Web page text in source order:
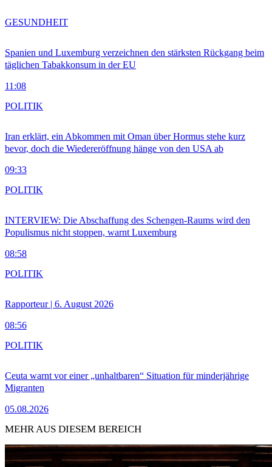
Spanien und Luxemburg verzeichnen den stärksten Rückgang beim
täglichen Tabakkonsum in der EU
11:08
GESUNDHEIT
Iran erklärt, ein Abkommen mit Oman über Hormus stehe kurz
bevor, doch die Wiedereröffnung hänge von den USA ab
09:33
POLITIK
INTERVIEW: Die Abschaffung des Schengen-Raums wird den
Populismus nicht stoppen, warnt Luxemburg
08:58
POLITIK
Rapporteur | 6. August 2026
08:56
POLITIK
Ceuta warnt vor einer „unhaltbaren“ Situation für minderjährige
Migranten
05.08.2026
POLITIK
MEHR AUS DIESEM BEREICH